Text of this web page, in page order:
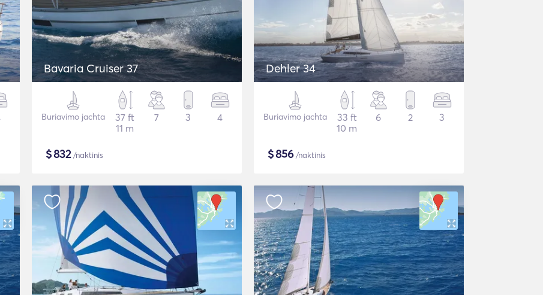
Bavaria Cruiser 37
Buriavimo jachta
37 ft
11 m
7 3 4
$832/naktinis
Dehler 34
Buriavimo jachta
33 ft
10 m
6 2 3
$856/naktinis